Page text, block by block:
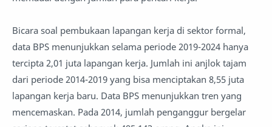
Bicara soal pembukaan lapangan kerja di sektor formal,
data BPS menunjukkan selama periode 2019-2024 hanya
tercipta 2,01 juta lapangan kerja. Jumlah ini anjlok tajam
dari periode 2014-2019 yang bisa menciptakan 8,55 juta
lapangan kerja baru. Data BPS menunjukkan tren yang
mencemaskan. Pada 2014, jumlah penganggur bergelar